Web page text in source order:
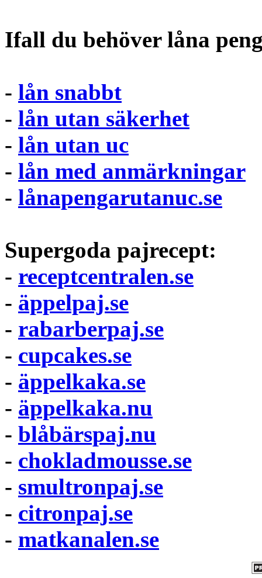
Ifall du behöver låna
- lån snabbt
- lån utan säkerhet
- lån utan uc
- lån med anmärkningar
- lånapengarutanuc.se
Supergoda pajrecept:
- receptcentralen.se
- äppelpaj.se
- rabarberpaj.se
- cupcakes.se
- äppelkaka.se
- äppelkaka.nu
- blåbärspaj.nu
- chokladmousse.se
- smultronpaj.se
- citronpaj.se
- matkanalen.se